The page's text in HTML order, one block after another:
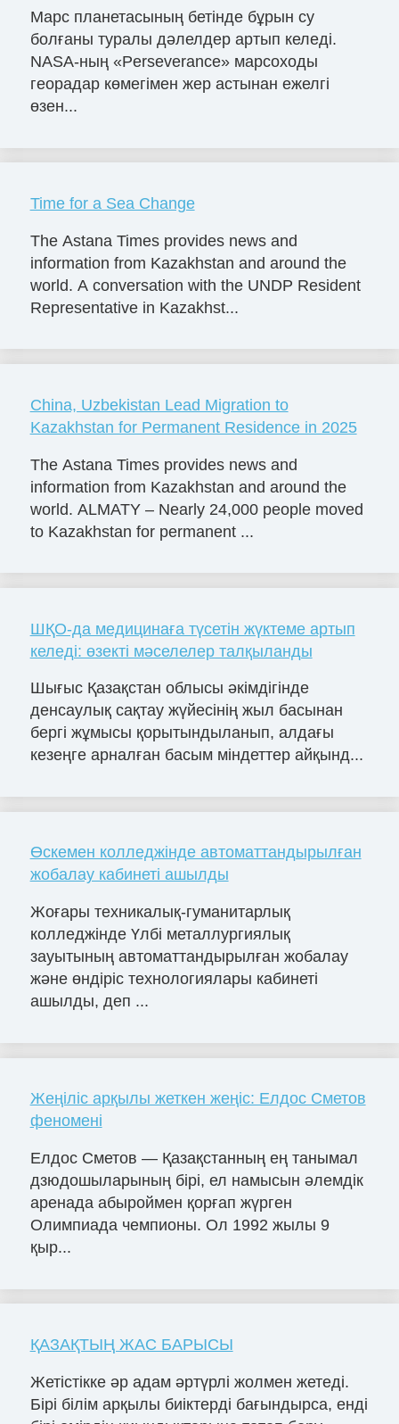
Марс планетасының бетінде бұрын су
болғаны туралы дәлелдер артып келеді.
NASA-ның «Perseverance» марсоходы
георадар көмегімен жер астынан ежелгі
өзен...
Time for a Sea Change
The Astana Times provides news and
information from Kazakhstan and around the
world. A conversation with the UNDP Resident
Representative in Kazakhst...
China, Uzbekistan Lead Migration to
Kazakhstan for Permanent Residence in 2025
The Astana Times provides news and
information from Kazakhstan and around the
world. ALMATY – Nearly 24,000 people moved
to Kazakhstan for permanent ...
ШҚО-да медицинаға түсетін жүктеме артып
келеді: өзекті мәселелер талқыланды
Шығыс Қазақстан облысы әкімдігінде
денсаулық сақтау жүйесінің жыл басынан
бергі жұмысы қорытындыланып, алдағы
кезеңге арналған басым міндеттер айқынд...
Өскемен колледжінде автоматтандырылған
жобалау кабинеті ашылды
Жоғары техникалық-гуманитарлық
колледжінде Үлбі металлургиялық
зауытының автоматтандырылған жобалау
және өндіріс технологиялары кабинеті
ашылды, деп ...
Жеңіліс арқылы жеткен жеңіс: Елдос Сметов
феномені
Елдос Сметов — Қазақстанның ең танымал
дзюдошыларының бірі, ел намысын әлемдік
аренада абыроймен қорғап жүрген
Олимпиада чемпионы. Ол 1992 жылы 9
қыр...
ҚАЗАҚТЫҢ ЖАС БАРЫСЫ
Жетістікке әр адам әртүрлі жолмен жетеді.
Бірі білім арқылы биіктерді бағындырса, енді